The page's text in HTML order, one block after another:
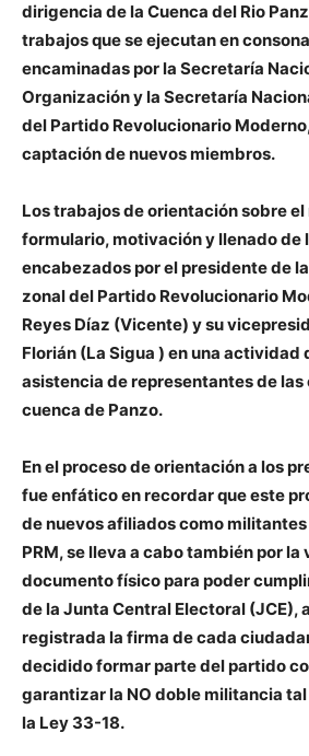
dirigencia de la Cuenca del Rio
trabajos que se ejecutan en
encaminadas por la Secretaría
Organización y la Secretaría
del Partido Revolucionario
captación de nuevos miembros.
Los trabajos de orientación sobre el
formulario, motivación y llenado de
encabezados por el presidente de
zonal del Partido Revolucionario
Reyes Díaz (Vicente) y su
Florián (La Sigua ) en una actividad
asistencia de representantes de las
cuenca de Panzo.
En el proceso de orientación a los
fue enfático en recordar que este
de nuevos afiliados como
PRM, se lleva a cabo también por la
documento físico para poder
de la Junta Central Electoral (JCE),
registrada la firma de cada
decidido formar parte del partido
garantizar la NO doble militancia
la Ley 33-18.